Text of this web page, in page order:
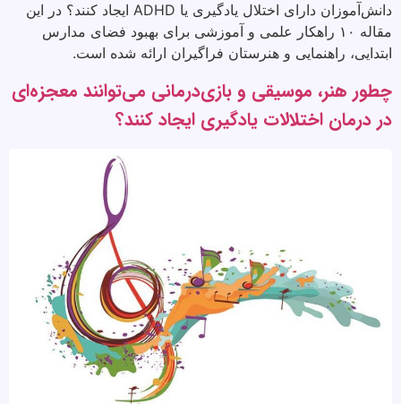
دانش‌آموزان دارای اختلال یادگیری یا ADHD ایجاد کنند؟ در این
مقاله ۱۰ راهکار علمی و آموزشی برای بهبود فضای مدارس
ابتدایی، راهنمایی و هنرستان فراگیران ارائه شده است.
چطور هنر، موسیقی و بازی‌درمانی می‌توانند معجزه‌ای
در درمان اختلالات یادگیری ایجاد کنند؟